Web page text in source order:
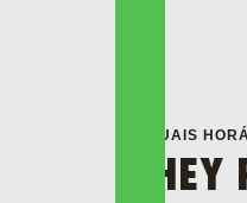
EM QUAIS